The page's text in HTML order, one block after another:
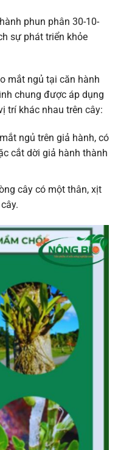
phun phân 30-10-
sự phát triển khỏe
mắt ngủ tại căn hành
chung được áp dụng
trí khác nhau trên cây:
ngủ trên giả hành, có
cắt dời giả hành thành
cây có một thân, xịt